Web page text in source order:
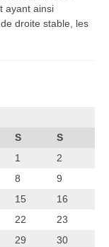
ayant ainsi
droite stable, les
S
S
1
2
8
9
15
16
22
23
29
30